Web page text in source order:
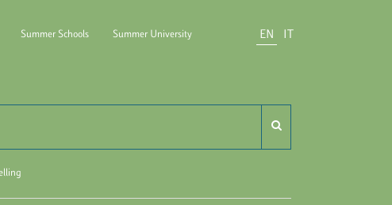
Carli
Summer Schools Summer University EN